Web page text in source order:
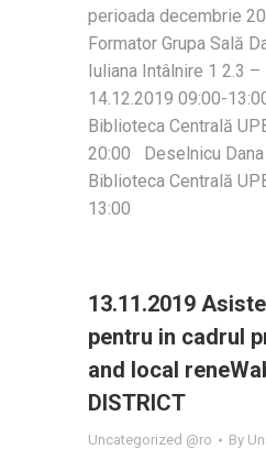
perioada decembrie
Formator Grupa Sală
Iuliana Intâlnire 1 2.3
14.12.2019 09:00-
Biblioteca Centrală
20:00 Deselnicu
Biblioteca Centrală
13:00
13.11.2019
pentru in cadrul
and local
DISTRICT
Uncategorized @ro By